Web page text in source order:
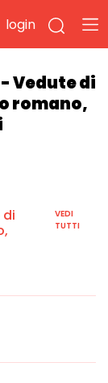
login
Vedute di
romano,
VEDI
TUTTI